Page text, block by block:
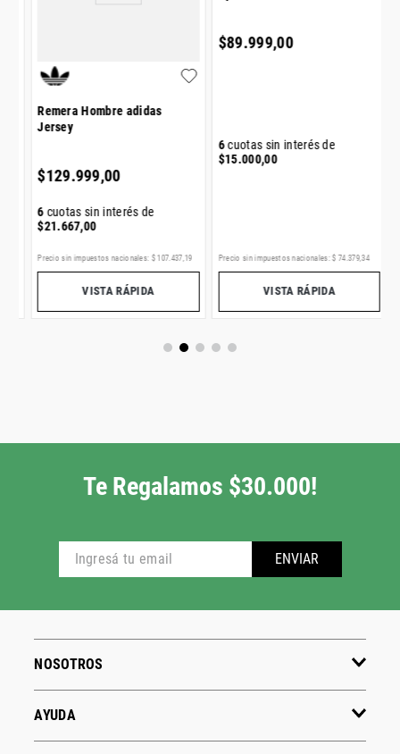
Remera Hombre adidas
Jersey
129.999,00
cuotas sin interés de
21.667,00
Precio sin impuestos nacionales: $ 107 437,19
VISTA RÁPIDA
Precio sin impuestos nacionales: $ 74 .379,34
VISTA RÁPIDA
Te Regalamos $30.000!
ENVIAR
NOSOTROS
AYUDA